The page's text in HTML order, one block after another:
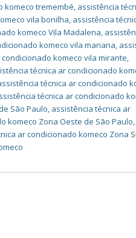
komeco tremembé, assistência
vila bonilha, assistência
komeco Vila Madalena,
komeco vila mariana,
komeco vila mirante,
técnica ar condicionado
técnica ar condicionado
técnica ar condicionado
São Paulo, assistência técnica ar
komeco Zona Oeste de São Paulo,
ar condicionado komeco Zona